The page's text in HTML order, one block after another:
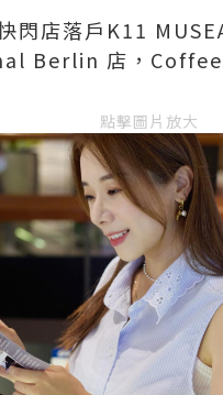
店落戶K11
Berlin 店，
點擊圖片放大